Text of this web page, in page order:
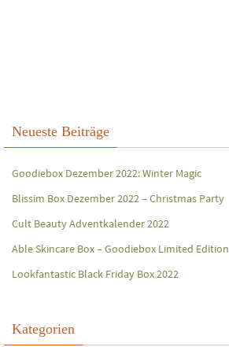
Neueste Beiträge
Goodiebox Dezember 2022: Winter Magic
Blissim Box Dezember 2022 – Christmas Party
Cult Beauty Adventkalender 2022
Able Skincare Box – Goodiebox Limited Edition
Lookfantastic Black Friday Box 2022
Kategorien